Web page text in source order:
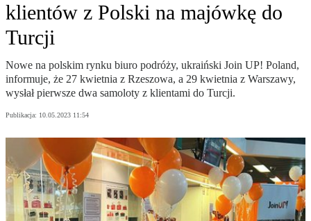
klientów z Polski na majówkę do
Turcji
Nowe na polskim rynku biuro podróży, ukraiński Join UP! Poland,
informuje, że 27 kwietnia z Rzeszowa, a 29 kwietnia z Warszawy,
wysłał pierwsze dwa samoloty z klientami do Turcji.
Publikacja: 10.05.2023 11:54